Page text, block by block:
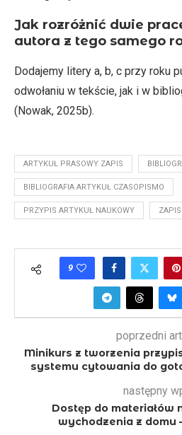
Jak rozróżnić dwie
autora z tego samego
Dodajemy litery a, b, c przy roku
odwołaniu w tekście, jak i w
(Nowak, 2025b).
ARTYKUŁ PRASOWY ZAPIS
BIBLIOGRAFIA ARTYKUŁ CZASOPISMO
PRZYPIS ARTYKUŁ NAUKOWY
9
poprzedni
Minikurs z tworzenia
systemu cytowania do
następny
Dostęp do materiałów
wychodzenia z domu